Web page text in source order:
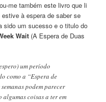
me também este livro que li
à espera de saber se
sido um sucesso e o titulo do
Wait (A Espera de Duas
um período
como a “Espera de
podem parecer
coisas a ter em